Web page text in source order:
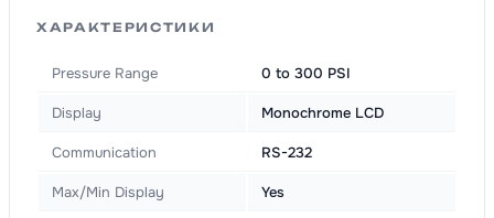
ХАРАКТЕРИСТИКИ
Pressure Range 0 to 300 PSI
Display Monochrome LCD
Communication RS-232
Max/Min Display Yes